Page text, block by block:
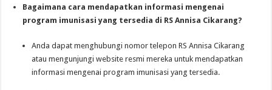
Bagaimana cara mendapatkan informasi mengenai
program imunisasi yang tersedia di RS Annisa Cikarang?
Anda dapat menghubungi nomor telepon RS Annisa Cikarang
atau mengunjungi website resmi mereka untuk mendapatkan
informasi mengenai program imunisasi yang tersedia.